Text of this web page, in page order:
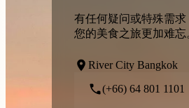
有任何疑问或特殊需
您的美食之旅更加难忘
River City Bangkok
(+66) 64 801 1101